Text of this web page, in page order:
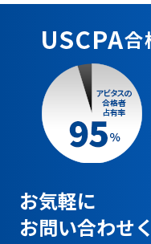
お気軽に
お問い合わせ